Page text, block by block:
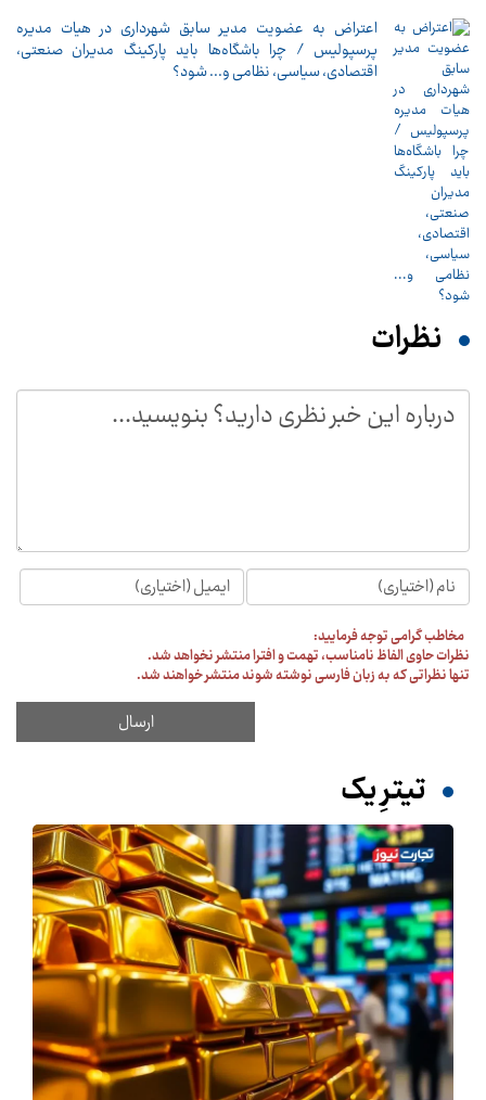
اعتراض به عضویت مدیر سابق شهرداری در هیات مدیره
پرسپولیس / چرا باشگاه‌ها باید پارکینگ مدیران صنعتی،
اقتصادی، سیاسی، نظامی و... شود؟
نظرات
مخاطب گرامی توجه فرمایید:
نظرات حاوی الفاظ نامناسب، تهمت و افترا منتشر نخواهد شد.
تنها نظراتی که به زبان فارسی نوشته شوند منتشر خواهند شد.
تیترِ یک